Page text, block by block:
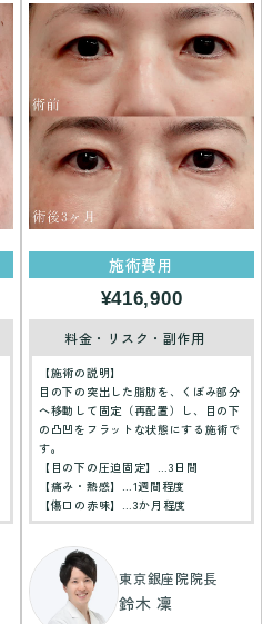
施術費用
¥416,900
料金・リスク・副作用
【施術の説明】
目の下の突出した脂肪を、くぼみ部分
へ移動して固定（再配置）し、目の下
の凸凹をフラットな状態にする施術で
す。
【目の下の圧迫固定】…3日間
【痛み・熱感】…1週間程度
【傷口の赤味】…3か月程度
東京銀座院院長
鈴木 凜